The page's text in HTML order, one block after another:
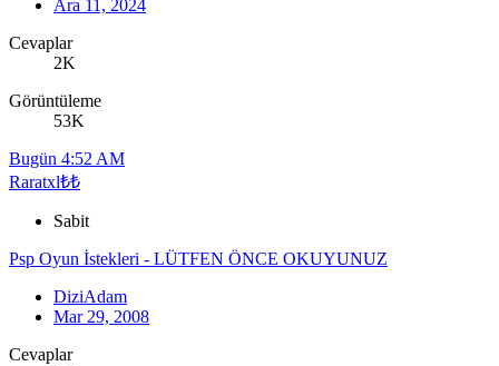
Ara 11, 2024
Cevaplar
2K
Görüntüleme
53K
Bugün 4:52 AM
Raratxl₺₺
Sabit
Psp Oyun İstekleri - LÜTFEN ÖNCE OKUYUNUZ
DiziAdam
Mar 29, 2008
Cevaplar